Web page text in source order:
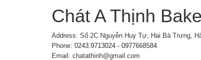
Chát A Thịnh
Address: Số 2C Nguyễn Huy Tự, Hai Bà Trưng,
Phone: 0243.9713024 - 0977668584
Email: chatathinh@gmail.com